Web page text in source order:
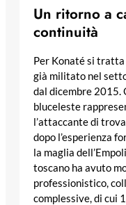
Un ritorno a
continuità
Per Konaté si
già militato nel
dal dicembre 2015.
bluceleste
l’attaccante di
dopo l’esperienza
la maglia
toscano ha avuto
professionistico,
complessive, di cui